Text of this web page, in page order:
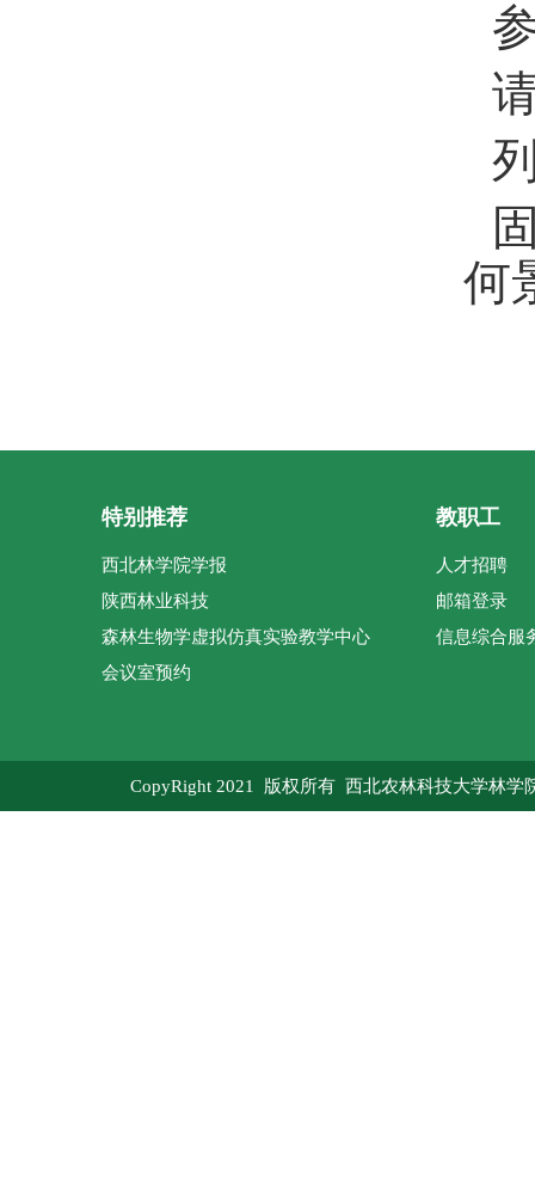
何
特别推荐
西北林学院学报
陕西林业科技
森林生物学虚拟仿真实验教学中心
会议室预约
教职工
人才招聘
邮箱登录
信息综合服
CopyRight 2021 版权所有 西北农林科技大学林